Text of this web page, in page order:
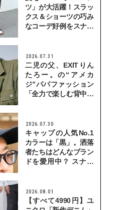
ツ」が大活躍！スラッ
クス＆ショーツの巧み
なコーデ好例をスナッ
2026.07.31
二児の父、EXITりん
たろー。の“アメカ
ジ”パパファッション
「全力で楽しむ背中を
2026.07.30
キャップの人気No.1
カラーは「黒」。洒落
者たちはどんなブラン
ドを愛用中？ スナッ
2026.08.01
【すべて4990円】ユ